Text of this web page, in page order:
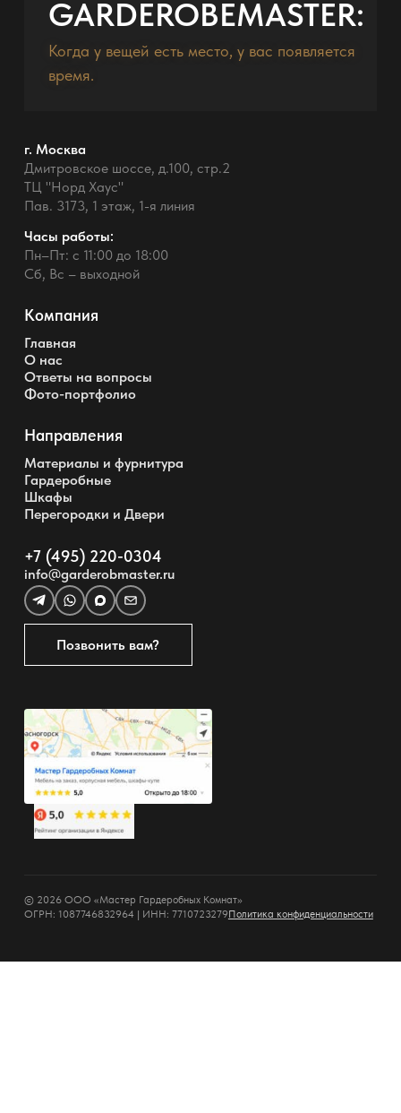
GARDEROBEMASTER:
Когда у вещей есть место, у вас появляется
время.
г. Москва
Дмитровское шоссе, д.100, стр.2
ТЦ "Норд Хаус"
Пав. 3173, 1 этаж, 1-я линия
Часы работы:
Пн–Пт: с 11:00 до 18:00
Сб, Вс – выходной
Компания
Главная
О нас
Ответы на вопросы
Фото-портфолио
Направления
Материалы и фурнитура
Гардеробные
Шкафы
Перегородки и Двери
+7 (495) 220-0304
info@garderobmaster.ru
Позвонить вам?
© 2026 ООО «Мастер Гардеробных Комнат»
ОГРН: 1087746832964 | ИНН: 7710723279Политика конфиденциальности